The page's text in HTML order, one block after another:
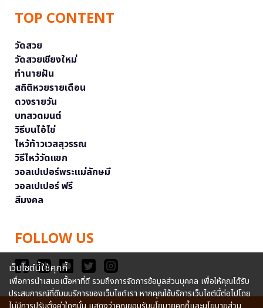
TOP CONTENT
วัดสวย
วัดสวยเชียงใหม่
ทำนายฝัน
สถิติหวยรายเดือน
ดวงรายวัน
บทสวดมนต์
วิธีบนไอ้ไข่
ไหว้ท้าวเวสสุวรรณ
วิธีไหว้วัดแขก
วอลเปเปอร์พระแม่ลักษมี
วอลเปเปอร์ ฟรี
สีมงคล
FOLLOW US
เว็บไซต์นี้ใช้คุกกี้
เพื่อการนำเสนอเนื้อหาที่ดี รวมถึงการจัดการข้อมูลส่วนบุคคล เพื่อให้คุณได้รับ
ประสบการณ์ที่ดีบนบริการของเว็บไซต์เรา หากคุณใช้บริการเว็บไซต์นี้ต่อไปโดย